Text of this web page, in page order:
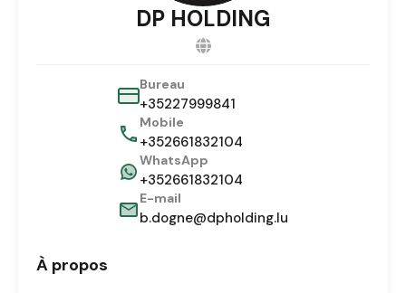
DP HOLDING
Bureau
+35227999841
Mobile
+352661832104
WhatsApp
+352661832104
E-mail
b.dogne@dpholding.lu
À propos